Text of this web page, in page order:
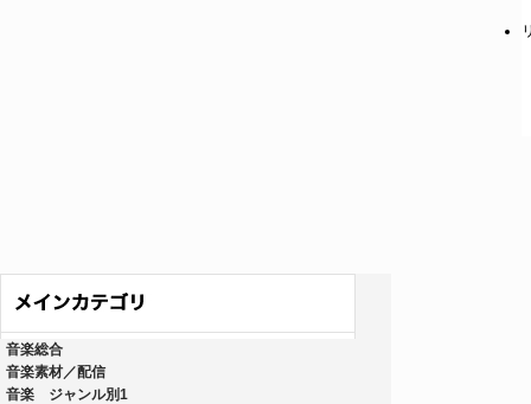
音楽総合
音楽素材／配信
音楽 ジャンル別1